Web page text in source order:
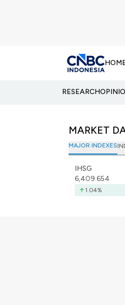
RESEARCH
MARKET
MAJOR INDEXES
IHSG
6,409.654
1.04%